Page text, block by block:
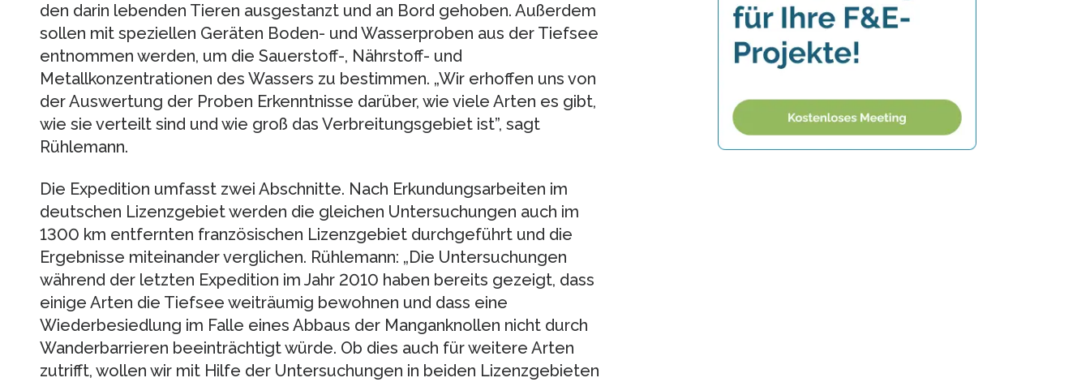
den darin lebenden Tieren ausgestanzt und an Bord gehoben. Außerdem
sollen mit speziellen Geräten Boden- und Wasserproben aus der Tiefsee
entnommen werden, um die Sauerstoff-, Nährstoff- und
Metallkonzentrationen des Wassers zu bestimmen. „Wir erhoffen uns von
der Auswertung der Proben Erkenntnisse darüber, wie viele Arten es gibt,
wie sie verteilt sind und wie groß das Verbreitungsgebiet ist”, sagt
Rühlemann.
Die Expedition umfasst zwei Abschnitte. Nach Erkundungsarbeiten im
deutschen Lizenzgebiet werden die gleichen Untersuchungen auch im
1300 km entfernten französischen Lizenzgebiet durchgeführt und die
Ergebnisse miteinander verglichen. Rühlemann: „Die Untersuchungen
während der letzten Expedition im Jahr 2010 haben bereits gezeigt, dass
einige Arten die Tiefsee weiträumig bewohnen und dass eine
Wiederbesiedlung im Falle eines Abbaus der Manganknollen nicht durch
Wanderbarrieren beeinträchtigt würde. Ob dies auch für weitere Arten
zutrifft, wollen wir mit Hilfe der Untersuchungen in beiden Lizenzgebieten